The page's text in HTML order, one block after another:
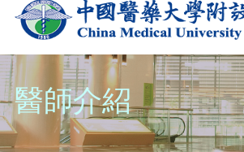
醫師介紹